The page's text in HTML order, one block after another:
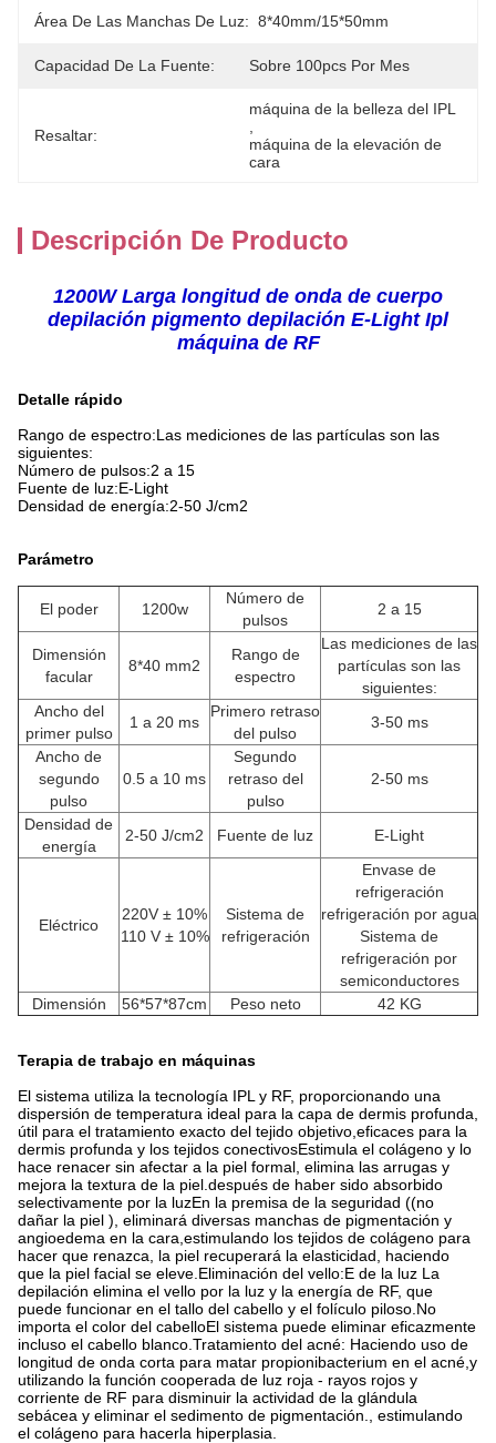
Área De Las Manchas De Luz: 8*40mm/15*50mm
Capacidad De La Fuente: Sobre 100pcs Por Mes
Resaltar:
máquina de la belleza del IPL
máquina de la elevación de
cara
Descripción De Producto
1200W Larga longitud de onda de cuerpo
depilación pigmento depilación E-Light Ipl
máquina de RF
Detalle rápido
Rango de espectro:Las mediciones de las partículas son las
siguientes:
Número de pulsos:2 a 15
Fuente de luz:E-Light
Densidad de energía:2-50 J/cm2
Parámetro
El poder 1200w
Número de
pulsos
2 a 15
Dimensión
facular
8*40 mm2
Rango de
espectro
Las mediciones de las
partículas son las
siguientes:
Ancho del
primer pulso
1 a 20 ms
Primero retraso
del pulso
3-50 ms
Ancho de
segundo
pulso
0.5 a 10 ms
Segundo
retraso del
pulso
2-50 ms
Densidad de
energía
2-50 J/cm2 Fuente de luz E-Light
Eléctrico
220V ± 10%
110 V ± 10%
Sistema de
refrigeración
Envase de
refrigeración
refrigeración por agua
Sistema de
refrigeración por
semiconductores
Dimensión
56*57*87cm Peso neto 42 KG
Terapia de trabajo en máquinas
El sistema utiliza la tecnología IPL y RF, proporcionando una
dispersión de temperatura ideal para la capa de dermis profunda,
útil para el tratamiento exacto del tejido objetivo,eficaces para la
dermis profunda y los tejidos conectivosEstimula el colágeno y lo
hace renacer sin afectar a la piel formal, elimina las arrugas y
mejora la textura de la piel.después de haber sido absorbido
selectivamente por la luzEn la premisa de la seguridad ((no
dañar la piel ), eliminará diversas manchas de pigmentación y
angioedema en la cara,estimulando los tejidos de colágeno para
hacer que renazca, la piel recuperará la elasticidad, haciendo
que la piel facial se eleve.Eliminación del vello:E de la luz La
depilación elimina el vello por la luz y la energía de RF, que
puede funcionar en el tallo del cabello y el folículo piloso.No
importa el color del cabelloEl sistema puede eliminar eficazmente
incluso el cabello blanco.Tratamiento del acné: Haciendo uso de
longitud de onda corta para matar propionibacterium en el acné,y
utilizando la función cooperada de luz roja - rayos rojos y
corriente de RF para disminuir la actividad de la glándula
sebácea y eliminar el sedimento de pigmentación., estimulando
el colágeno para hacerla hiperplasia.